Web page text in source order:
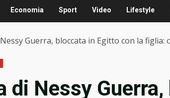
Economia Sport Video Lifestyle
Guerra, bloccata in Egitto con la
di Nessy